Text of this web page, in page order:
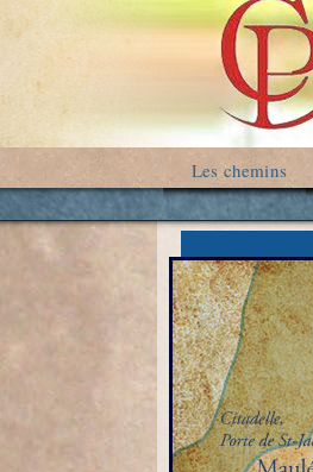
Les chemins